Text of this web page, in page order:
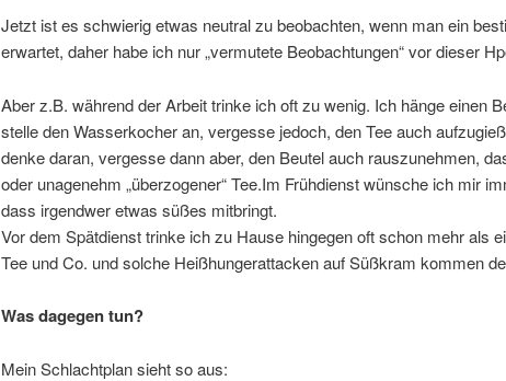
Jetzt ist es schwierig etwas neutral zu beobachten, wenn man ein
erwartet, daher habe ich nur „vermutete Beobachtungen“ vor dieser
Aber z.B. während der Arbeit trinke ich oft zu wenig. Ich hänge einen
stelle den Wasserkocher an, vergesse jedoch, den Tee auch
denke daran, vergesse dann aber, den Beutel auch rauszunehmen,
oder unagenehm „überzogener“ Tee.Im Frühdienst wünsche ich mir
dass irgendwer etwas süßes mitbringt.
Vor dem Spätdienst trinke ich zu Hause hingegen oft schon mehr als
Tee und Co. und solche Heißhungerattacken auf Süßkram kommen
Was dagegen tun?
Mein Schlachtplan sieht so aus: